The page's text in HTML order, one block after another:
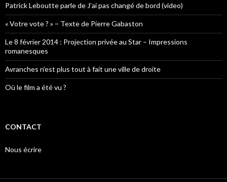
Patrick Leboutte parle de J’ai pas changé de bord (video)
« Votre vote ? » – Texte de Pierre Gabaston
Le 8 février 2014 : Projection privée au Star – Impressions
romanesques
Avranches n’est plus tout à fait une ville de droite
Où le film a été vu ?
CONTACT
Nous écrire